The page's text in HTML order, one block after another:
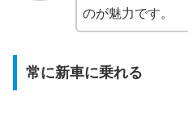
のが魅力です。
常に新車に乗れる